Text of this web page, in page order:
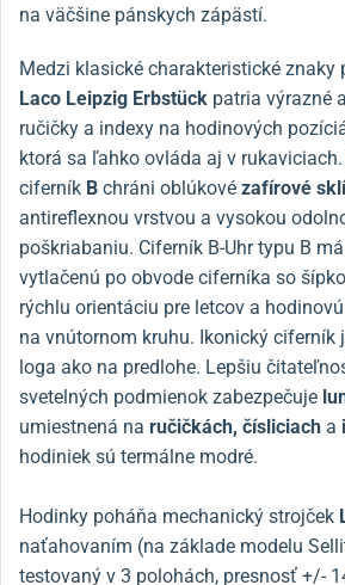
na väčšine pánskych zápästí.
Medzi klasické charakteristické znaky
Laco Leipzig Erbstück patria výrazné
ručičky a indexy na hodinových
ktorá sa ľahko ovláda aj v
ciferník B chráni oblúkové zafírové
antireflexnou vrstvou a vysokou
poškriabaniu. Ciferník B-Uhr typu B
vytlačenú po obvode ciferníka so
rýchlu orientáciu pre letcov a
na vnútornom kruhu. Ikonický ciferník
loga ako na predlohe. Lepšiu
svetelných podmienok zabezpečuje
umiestnená na ručičkách, čísliciach a
hodiniek sú termálne modré.
Hodinky poháňa mechanický strojček
naťahovaním (na základe modelu
testovaný v 3 polohách, presnosť +/-